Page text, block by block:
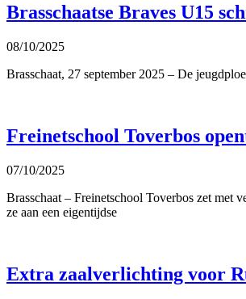
Brasschaatse Braves U15
08/10/2025
Brasschaat, 27 september 2025 – De
Freinetschool Toverbos
07/10/2025
Brasschaat – Freinetschool Toverbos zet met
ze aan een eigentijdse
Extra zaalverlichting voor